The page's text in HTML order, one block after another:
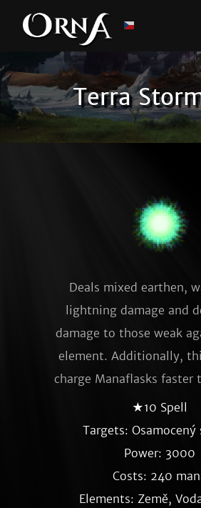
Terra
Deals mixed earthen,
lightning damage and
damage to those weak
element. Additionally,
charge Manaflasks faster
★10 Spell
Targets: Osamocený
Power: 3000
Costs: 240
Elements: Země,